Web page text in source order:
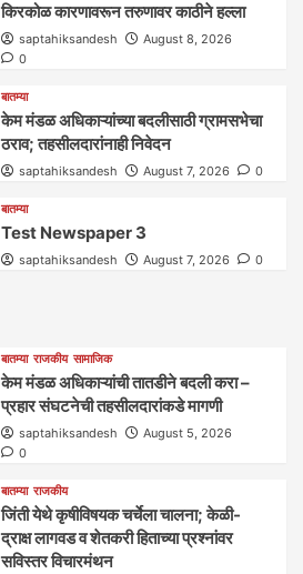
किरकोळ कारणावरून तरुणावर काठीने हल्ला
saptahiksandesh
August 8, 2026
0
बातम्या
केम मंडळ अधिकाऱ्यांच्या बदलीसाठी ग्रामसभेचा
ठराव; तहसीलदारांनाही निवेदन
saptahiksandesh August 7, 2026 0
बातम्या
Test Newspaper 3
saptahiksandesh August 7, 2026 0
बातम्या राजकीय सामाजिक
केम मंडळ अधिकाऱ्यांची तातडीने बदली करा –
प्रहार संघटनेची तहसीलदारांकडे मागणी
saptahiksandesh
August 5, 2026
0
बातम्या राजकीय
जिंती येथे कृषीविषयक चर्चेला चालना; केळी-
द्राक्ष लागवड व शेतकरी हिताच्या प्रश्नांवर
सविस्तर विचारमंथन